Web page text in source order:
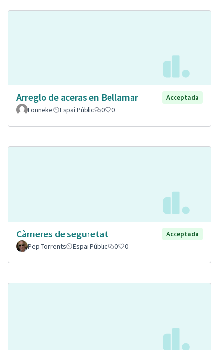
Arreglo de aceras en Bellamar
Acceptada
Lonneke
Espai Públic 0 0
Càmeres de seguretat
Acceptada
Pep Torrents
Espai Públic 0 0